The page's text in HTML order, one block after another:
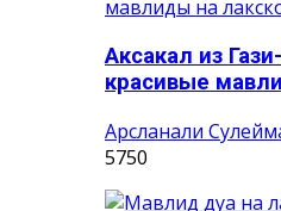
Аксакал из
красивые
Арсланали
5750